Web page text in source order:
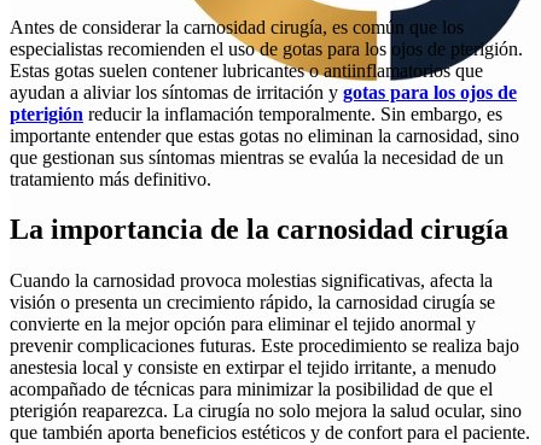
Antes de considerar la carnosidad cirugía, es común que los
especialistas recomienden el uso de gotas para los ojos de pterigión.
Estas gotas suelen contener lubricantes o antiinflamatorios que
ayudan a aliviar los síntomas de irritación y gotas para los ojos de
pterigión reducir la inflamación temporalmente. Sin embargo, es
importante entender que estas gotas no eliminan la carnosidad, sino
que gestionan sus síntomas mientras se evalúa la necesidad de un
tratamiento más definitivo.
La importancia de la carnosidad cirugía
Cuando la carnosidad provoca molestias significativas, afecta la
visión o presenta un crecimiento rápido, la carnosidad cirugía se
convierte en la mejor opción para eliminar el tejido anormal y
prevenir complicaciones futuras. Este procedimiento se realiza bajo
anestesia local y consiste en extirpar el tejido irritante, a menudo
acompañado de técnicas para minimizar la posibilidad de que el
pterigión reaparezca. La cirugía no solo mejora la salud ocular, sino
que también aporta beneficios estéticos y de confort para el paciente.